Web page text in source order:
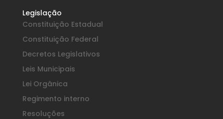
Legislação
Constituição Estadual
Constituição Federal
Decretos Legislativos
Leis Municipais
Lei Orgânica
Regimento interno
Resoluções